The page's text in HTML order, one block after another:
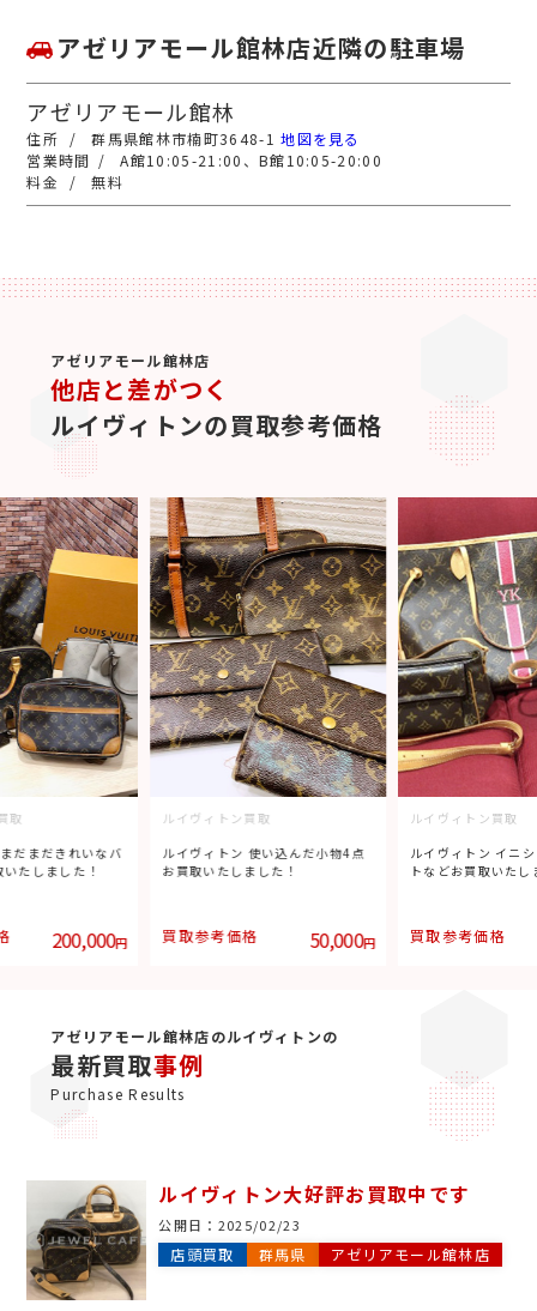
アゼリアモール館林店近隣の駐車場
アゼリアモール館林
群馬県館林市楠町3648-1地図を見る
A館10:05-21:00、B館10:05-20:00
無料
アゼリアモール館林店
他店と差がつく
ルイヴィトンの買取参考価格
取
だまだきれいなバ
たしました！
200,000円
ルイヴィトン買取
ルイヴィトン 使い込んだ小物4点
お買取いたしました！
買取参考価格 50,000円
ルイヴィトン買取
ルイヴィトン イニ
トなどお買取いた
買取参考価格
アゼリアモール館林店のルイヴィトンの
最新買取事例
Purchase Results
ルイヴィトン大好評お買取中です
公開日： 2025/02/23
店頭買取 群馬県 アゼリアモール館林店